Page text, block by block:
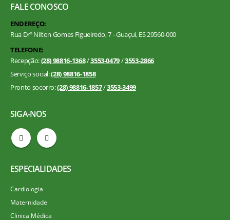
FALE CONOSCO
ENDEREÇO:
Rua Drº Nilton Gomes Figueiredo, 7 - Guaçuí, ES 29560-000
TELEFONE:
Recepção:(28) 98816-1368/3553-0479/3553-2866
Serviço social:(28) 98816-1858
Pronto socorro:(28) 98816-1857/3553-3499
SIGA-NOS
ESPECIALIDADES
Cardiologia
Maternidade
Clinica Médica